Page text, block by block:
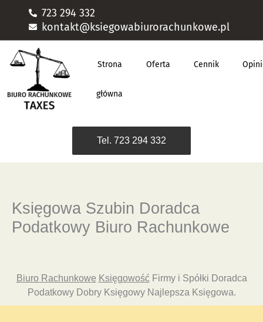
723 294 332
kontakt@ksiegowabiurorachunkowe.pl
Strona
główna
Oferta Cennik
Tel. 723 294 332
Księgowa Szubin Doradca
Podatkowy Biuro Rachunkowe
Biuro Rachunkowe KsięgowośćFirmy i Spółki Doradca
Podatkowy Dobry Księgowy Najlepsza Księgowa.